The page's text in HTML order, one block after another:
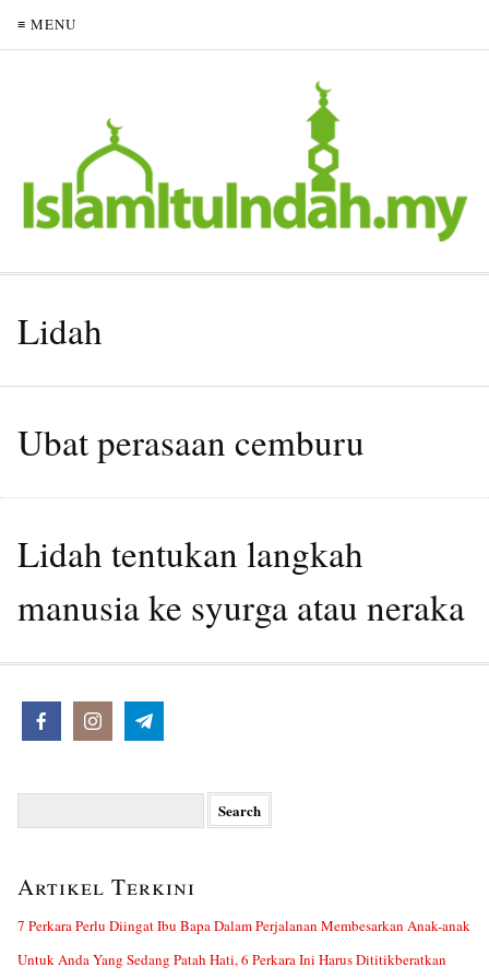
≡ MENU
Lidah
Ubat perasaan cemburu
Lidah tentukan langkah
manusia ke syurga atau neraka
Artikel Terkini
7 Perkara Perlu Diingat Ibu Bapa Dalam Perjalanan Membesarkan Anak-anak
Untuk Anda Yang Sedang Patah Hati, 6 Perkara Ini Harus Dititikberatkan